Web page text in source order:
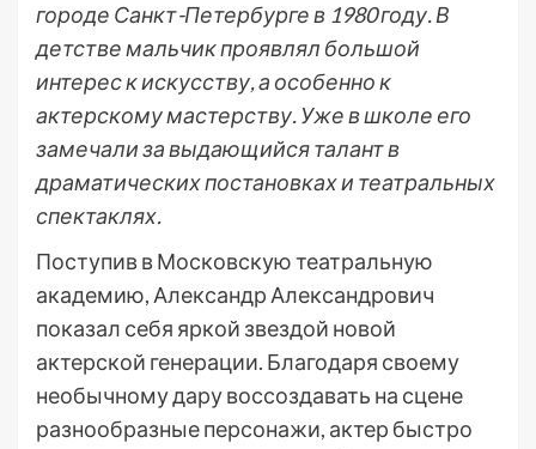
городе Санкт-Петербурге в 1980 году. В
детстве мальчик проявлял большой
интерес к искусству, а особенно к
актерскому мастерству. Уже в школе его
замечали за выдающийся талант в
драматических постановках и театральных
спектаклях.
Поступив в Московскую театральную
академию, Александр Александрович
показал себя яркой звездой новой
актерской генерации. Благодаря своему
необычному дару воссоздавать на сцене
разнообразные персонажи, актер быстро